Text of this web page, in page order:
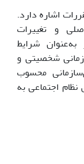
اشاره دارد.
و تغییرات
شرایط
شخصیتی و
محسوب
اجتماعی به